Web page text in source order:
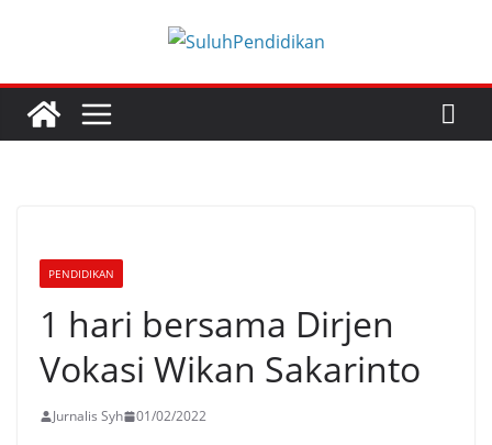
PENDIDIKAN
1 hari bersama Dirjen
Vokasi Wikan Sakarinto
Jurnalis Syh 01/02/2022